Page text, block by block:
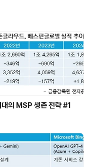
성적이
년도
년
은 6.
한눈에
의 MSP 생존 전략 #1